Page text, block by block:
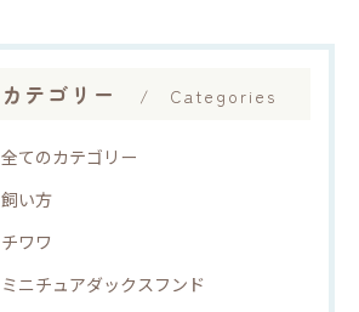
カテゴリー Categories
全てのカテゴリー
飼い方
チワワ
ミニチュアダックスフンド